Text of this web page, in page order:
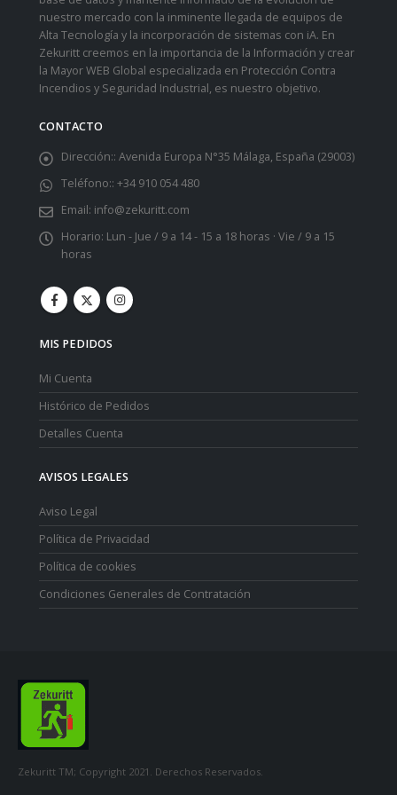
nuestro mercado con la inminente llegada de equipos de
Alta Tecnología y la incorporación de sistemas con iA. En
Zekuritt creemos en la importancia de la Información y crear
la Mayor WEB Global especializada en Protección Contra
Incendios y Seguridad Industrial, es nuestro objetivo.
CONTACTO
Dirección:: Avenida Europa N°35 Málaga, España (29003)
Teléfono:: +34 910 054 480
Email: info@zekuritt.com
Horario: Lun - Jue / 9 a 14 - 15 a 18 horas · Vie / 9 a 15
horas
MIS PEDIDOS
Mi Cuenta
Histórico de Pedidos
Detalles Cuenta
AVISOS LEGALES
Aviso Legal
Política de Privacidad
Política de cookies
Condiciones Generales de Contratación
Zekuritt TM; Copyright 2021. Derechos Reservados.